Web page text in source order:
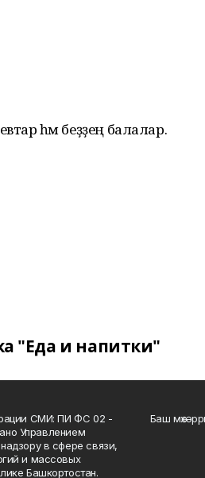
һәм беҙҙең балалар.
"Еда и напитки"
СМИ: ПИ ФС 02 -
Управлением
в сфере связи,
и массовых
Башкортостан.
Баш